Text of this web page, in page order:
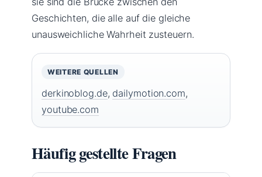
Geschichten, die alle auf die gleiche
unausweichliche Wahrheit zusteuern.
WEITERE QUELLEN
derkinoblog.de, dailymotion.com,
youtube.com
Häufig gestellte Fragen